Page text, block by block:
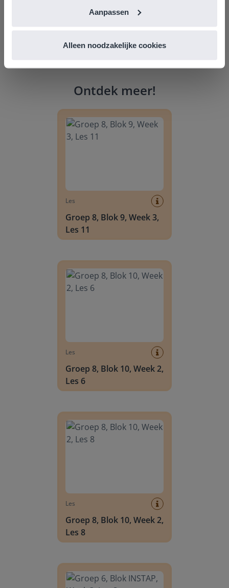
Aanpassen
Alleen noodzakelijke cookies
Ontdek meer!
Les
Groep 8, Blok 9, Week 3,
Les 11
Les
Groep 8, Blok 10, Week 2,
Les 6
Les
Groep 8, Blok 10, Week 2,
Les 8